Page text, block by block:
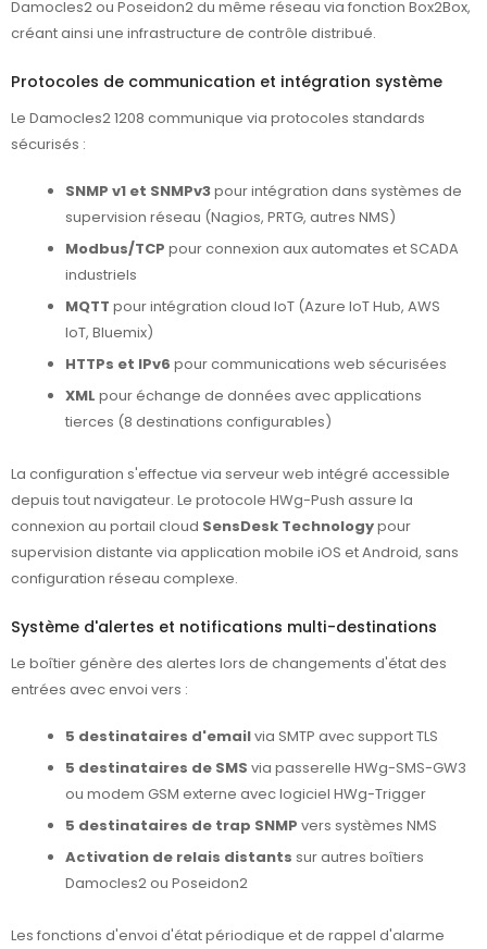
Damocles2 ou Poseidon2 du même réseau via fonction Box2Box,
créant ainsi une infrastructure de contrôle distribué.
Protocoles de communication et intégration système
Le Damocles2 1208 communique via protocoles standards
sécurisés :
SNMP v1 et SNMPv3pour intégration dans systèmes de
supervision réseau (Nagios, PRTG, autres NMS)
Modbus/TCP pour connexion aux automates et SCADA
industriels
MQTT pour intégration cloud IoT (Azure IoT Hub, AWS
IoT, Bluemix)
HTTPs et IPv6 pour communications web sécurisées
XML pour échange de données avec applications
tierces (8 destinations configurables)
La configuration s'effectue via serveur web intégré accessible
depuis tout navigateur. Le protocole HWg-Push assure la
connexion au portail cloud SensDesk Technologypour
supervision distante via application mobile iOS et Android, sans
configuration réseau complexe.
Système d'alertes et notifications multi-destinations
Le boîtier génère des alertes lors de changements d'état des
entrées avec envoi vers :
5 destinataires d'emailvia SMTP avec support TLS
5 destinataires de SMS via passerelle HWg-SMS-GW3
ou modem GSM externe avec logiciel HWg-Trigger
5 destinataires de trap SNMP vers systèmes NMS
Activation de relais distants sur autres boîtiers
Damocles2 ou Poseidon2
Les fonctions d'envoi d'état périodique et de rappel d'alarme